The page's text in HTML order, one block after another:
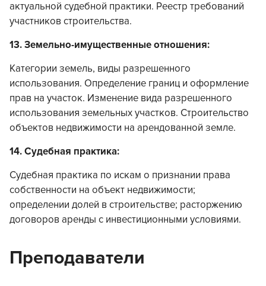
актуальной судебной практики. Реестр требований
участников строительства.
13. Земельно-имущественные отношения:
Категории земель, виды разрешенного
использования. Определение границ и оформление
прав на участок. Изменение вида разрешенного
использования земельных участков. Строительство
объектов недвижимости на арендованной земле.
14. Судебная практика:
Судебная практика по искам о признании права
собственности на объект недвижимости;
определении долей в строительстве; расторжению
договоров аренды с инвестиционными условиями.
Преподаватели